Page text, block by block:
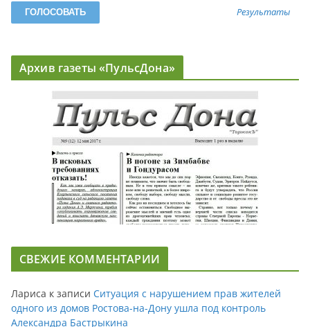
Результаты
Архив газеты «ПульсДона»
СВЕЖИЕ КОММЕНТАРИИ
Лариса к записи Ситуация с нарушением прав жителей
одного из домов Ростова-на-Дону ушла под контроль
Александра Бастрыкина